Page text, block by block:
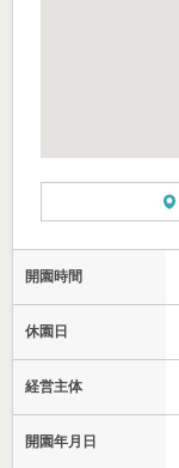
開園時間
休園日
経営主体
開園年月日